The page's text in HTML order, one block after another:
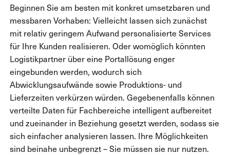
Beginnen Sie am besten mit konkret umsetzbaren und
messbaren Vorhaben: Vielleicht lassen sich zunächst
mit relativ geringem Aufwand personalisierte Services
für Ihre Kunden realisieren. Oder womöglich könnten
Logistikpartner über eine Portallösung enger
eingebunden werden, wodurch sich
Abwicklungsaufwände sowie Produktions- und
Lieferzeiten verkürzen würden. Gegebenenfalls können
verteilte Daten für Fachbereiche intelligent aufbereitet
und zueinander in Beziehung gesetzt werden, sodass sie
sich einfacher analysieren lassen. Ihre Möglichkeiten
sind beinahe unbegrenzt – Sie müssen sie nur nutzen.